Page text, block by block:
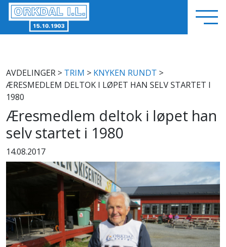
AVDELINGER > TRIM > KNYKEN RUNDT >
ÆRESMEDLEM DELTOK I LØPET HAN SELV STARTET I
1980
Æresmedlem deltok i løpet han
selv startet i 1980
14.08.2017